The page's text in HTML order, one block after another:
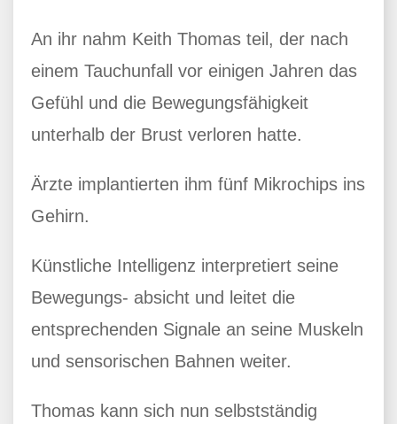
An ihr nahm Keith Thomas teil, der nach
einem Tauchunfall vor einigen Jahren das
Gefühl und die Bewegungsfähigkeit
unterhalb der Brust verloren hatte.
Ärzte implantierten ihm fünf Mikrochips ins
Gehirn.
Künstliche Intelligenz interpretiert seine
Bewegungs- absicht und leitet die
entsprechenden Signale an seine Muskeln
und sensorischen Bahnen weiter.
Thomas kann sich nun selbstständig